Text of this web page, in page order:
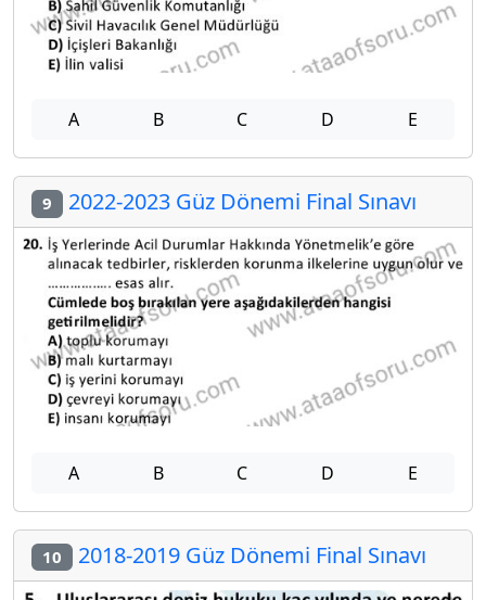
A B C D E
9 2022-2023 Güz Dönemi Final Sınavı
A B C D E
10 2018-2019 Güz Dönemi Final Sınavı